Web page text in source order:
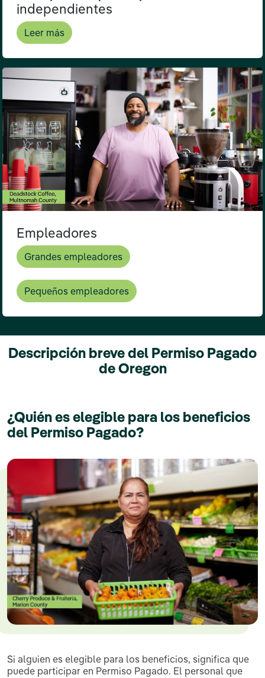
independientes
Leer más
Empleadores
Grandes empleadores
Pequeños empleadores
Descripción breve del Permiso Pagado
de Oregon
¿Quién es elegible para los beneficios
del Permiso Pagado?
Si alguien es elegible para los beneficios, significa que
puede participar en Permiso Pagado. El personal que